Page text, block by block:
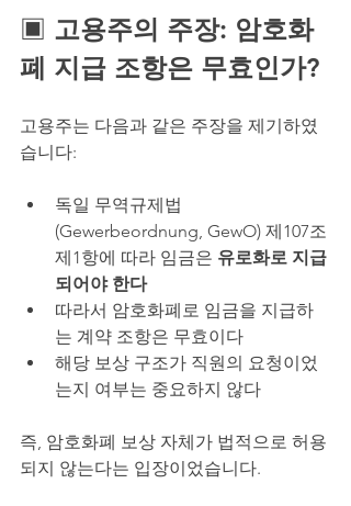
▣ 고용주의 주장: 암호화
폐 지급 조항은 무효인가?
고용주는 다음과 같은 주장을 제기하였
습니다:
독일 무역규제법
(Gewerbeordnung, GewO) 제107조
제1항에 따라 임금은 유로화로 지급
되어야 한다
따라서 암호화폐로 임금을 지급하
는 계약 조항은 무효이다
해당 보상 구조가 직원의 요청이었
는지 여부는 중요하지 않다
즉, 암호화폐 보상 자체가 법적으로 허용
되지 않는다는 입장이었습니다.